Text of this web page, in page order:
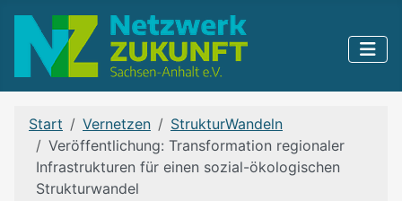
Start Vernetzen
StrukturWandeln
Veröffentlichung: Transformation regionaler
Infrastrukturen für einen sozial-ökologischen
Strukturwandel